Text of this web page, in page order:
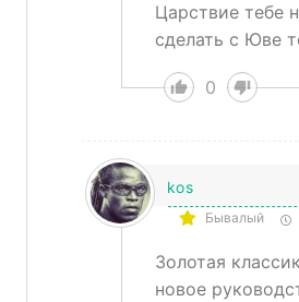
Царствие тебе
сделать с Юве
0
kos
Бывалый
Золотая
новое